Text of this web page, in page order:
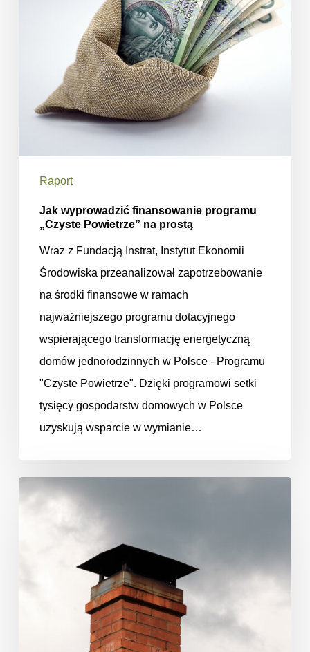
Raport
Jak wyprowadzić finansowanie programu
„Czyste Powietrze” na prostą
Wraz z Fundacją Instrat, Instytut Ekonomii
Środowiska przeanalizował zapotrzebowanie
na środki finansowe w ramach
najważniejszego programu dotacyjnego
wspierającego transformację energetyczną
domów jednorodzinnych w Polsce - Programu
"Czyste Powietrze". Dzięki programowi setki
tysięcy gospodarstw domowych w Polsce
uzyskują wsparcie w wymianie…